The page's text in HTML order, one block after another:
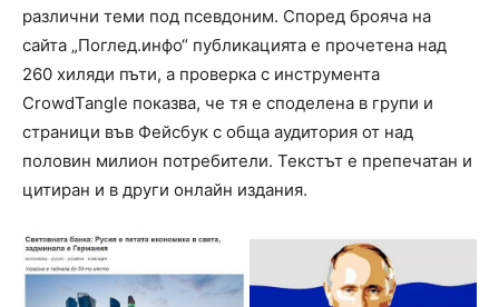
различни теми под псевдоним. Според брояча на
сайта „Поглед.инфо“ публикацията е прочетена над
260 хиляди пъти, а проверка с инструмента
CrowdTangle показва, че тя е споделена в групи и
страници във Фейсбук с обща аудитория от над
половин милион потребители. Текстът е препечатан и
цитиран и в други онлайн издания.